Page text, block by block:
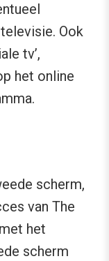
Ook
tv’,
het online
scherm,
van The
het
scherm